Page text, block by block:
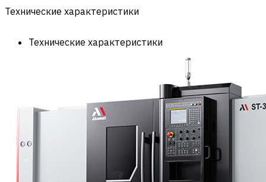
Технические характеристики
Технические характеристики